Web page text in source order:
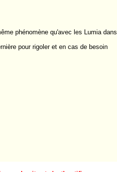
phénomène qu'avec les Lumia dans
pour rigoler et en cas de besoin